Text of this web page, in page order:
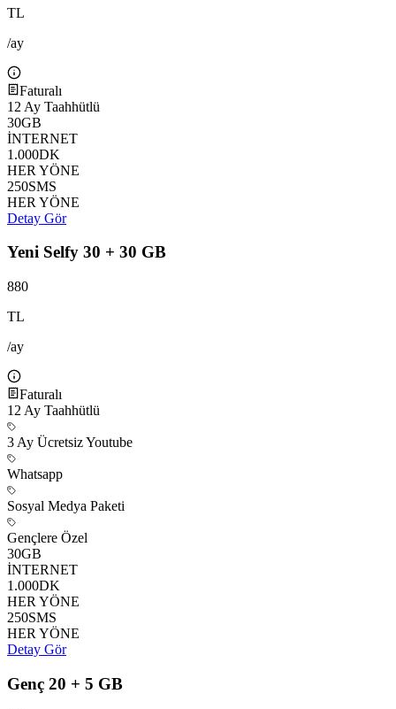
TL
/ay
Faturalı
12 Ay Taahhütlü
30GB
İNTERNET
1.000DK
HER YÖNE
250SMS
HER YÖNE
Detay Gör
Yeni Selfy 30 + 30 GB
880
TL
/ay
Faturalı
12 Ay Taahhütlü
3 Ay Ücretsiz Youtube
Whatsapp
Sosyal Medya Paketi
Gençlere Özel
30GB
İNTERNET
1.000DK
HER YÖNE
250SMS
HER YÖNE
Detay Gör
Genç 20 + 5 GB